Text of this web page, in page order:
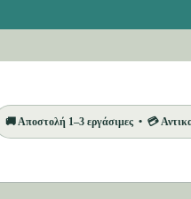
🚚 Αποστολή 1–3 εργάσιμες • 💳